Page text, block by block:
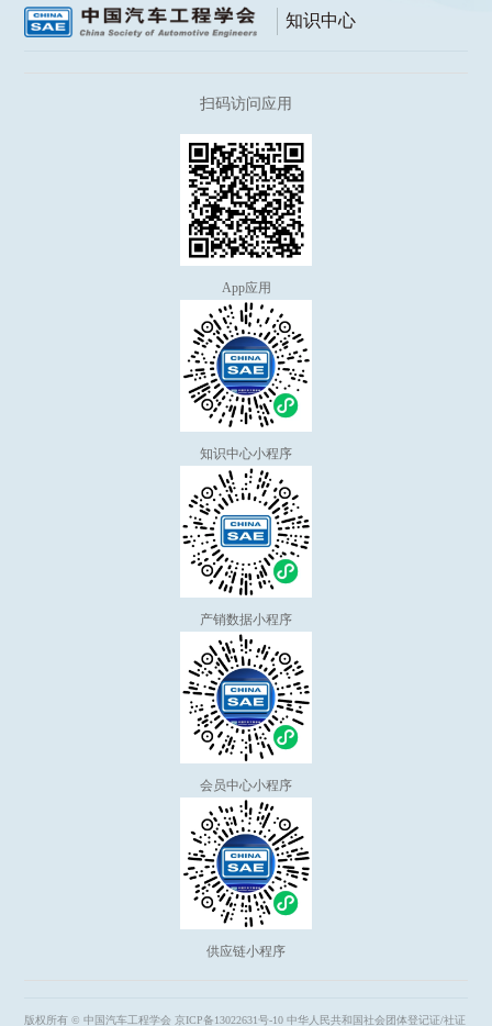
知识中心
扫码访问应用
App应用
知识中心小程序
产销数据小程序
会员中心小程序
供应链小程序
版权所有 © 中国汽车工程学会京ICP备13022631号-10 中华人民共和国社会团体登记证/社证